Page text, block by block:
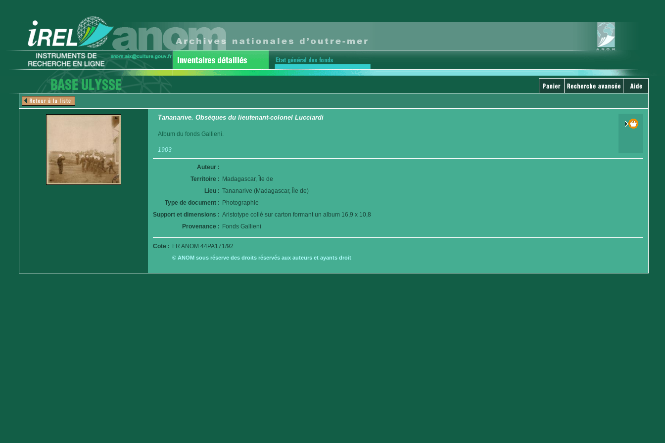
Tananarive. Obsèques du lieutenant-colonel Lucciardi
Album du fonds Gallieni.
1903
Auteur :
Territoire : Madagascar, Île de
Lieu : Tananarive (Madagascar, Île de)
Type de document : Photographie
Support et dimensions : Aristotype collé sur carton formant un album 16,9 x 10,8
Provenance : Fonds Gallieni
Cote : FR ANOM 44PA171/92
© ANOM sous réserve des droits réservés aux auteurs et ayants droit